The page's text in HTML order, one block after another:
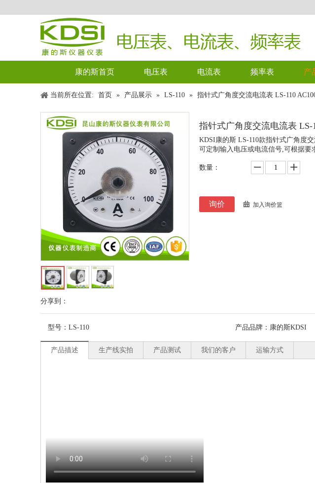
康的斯首页 电压表 电流表 频率表 产
当前所在位置: 首页 » 产品展示 » LS-110 » 指针式广角度交流电流表 LS-110
分享到：
指针式广角度交流电流表 LS-
KDSI康的斯 LS-110款指针式广角度
可定制输入电压或电流信号,可根据要
数量：
询价 加入询价篮
型号： LS-110 产品品牌： 康的斯KDSI
产品描述 生产线实拍 产品测试 我们的客户 运输方式